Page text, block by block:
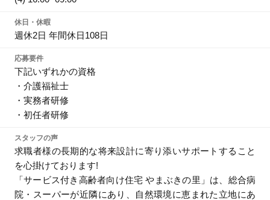
休日・休暇
週休2日 年間休日108日
応募要件
下記いずれかの資格
・介護福祉士
・実務者研修
・初任者研修
スタッフの声
求職者様の長期的な将来設計に寄り添いサポートすること
を心掛けております!
「サービス付き高齢者向け住宅 やまぶきの里」は、総合病
院・スーパーが近隣にあり、自然環境に恵まれた立地にあ